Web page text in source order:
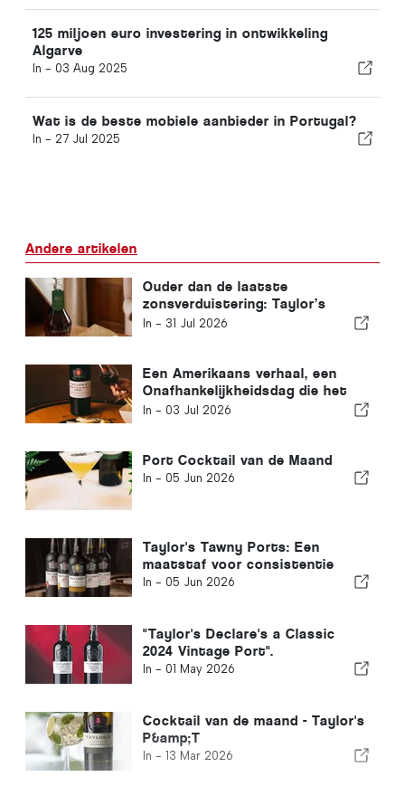
125 miljoen euro investering in ontwikkeling
Algarve
In - 03 Aug 2025
Wat is de beste mobiele aanbieder in Portugal?
In - 27 Jul 2025
Andere artikelen
Ouder dan de laatste
zonsverduistering: Taylor’s
onthult VVOP White Port
In - 31 Jul 2026
Een Amerikaans verhaal, een
Onafhankelijkheidsdag die het
waard is om op te proosten
In - 03 Jul 2026
Port Cocktail van de Maand
In - 05 Jun 2026
Taylor's Tawny Ports: Een
maatstaf voor consistentie
In - 05 Jun 2026
"Taylor's Declare's a Classic
2024 Vintage Port".
In - 01 May 2026
Cocktail van de maand - Taylor's
P&amp;T
In - 13 Mar 2026